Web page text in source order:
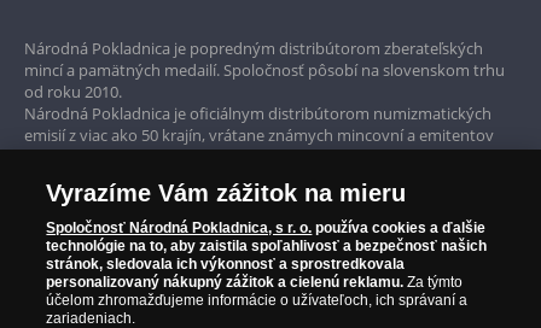
Garancia najvyššej kvality
Iba originálne produkty
Národná Pokladnica je popredným distribútorom zberateľských
mincí a pamätných medailí. Spoločnosť pôsobí na slovenskom trhu
od roku 2010.
Národná Pokladnica je oficiálnym distribútorom numizmatických
emisií z viac ako 50 krajín, vrátane známych mincovní a emitentov
ako je Britská kráľovská mincovňa, Kráľovská kanadská mincovňa,
Parížska mincovňa, Nórska mincovňa, Fínska mincovňa alebo
Austrálska mincovňa Perth. Spoločnosť svojim zákazníkom a
zberateľom garantuje, že všetky produkty sú v originálnej a v
prvotriednej kvalite, čo je doložené aj priloženým Certifikátom
autentickosti.
Vyrazíme Vám zážitok na mieru
Spoločnosť Národná Pokladnica, s r. o. používa cookies a ďalšie
technológie na to, aby zaistila spoľahlivosť a bezpečnosť našich
stránok, sledovala ich výkonnosť a sprostredkovala
personalizovaný nákupný zážitok a cielenú reklamu. Za týmto
účelom zhromažďujeme informácie o užívateľoch, ich správaní a
zariadeniach.